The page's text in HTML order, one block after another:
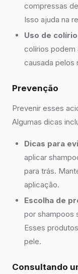
compressas
Isso ajuda na
Uso de
colírios podem
causada pelos
Prevenção
Prevenir esses
Algumas dicas
Dicas para
aplicar
para trás.
aplicação.
Escolha de
por shampoos
Esses
pele.
Consultando